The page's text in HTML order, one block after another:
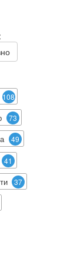
108
73
49
41
37